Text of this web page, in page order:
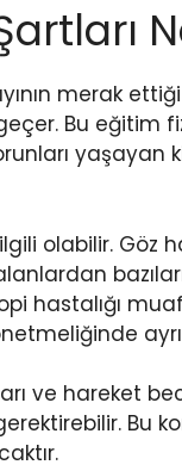
merak
Bu eğitim
olabilir. Göz
hastalığı
ve hareket
Bu